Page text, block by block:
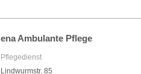
ena Ambulante Pflege
Pflegedienst
Lindwurmstr. 85